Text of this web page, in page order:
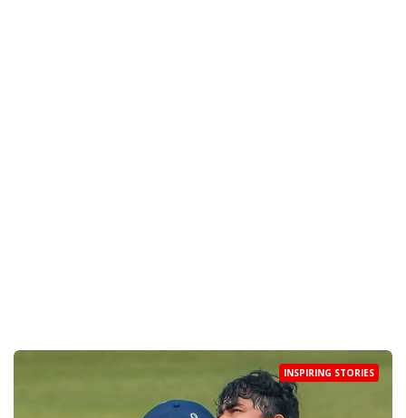
INSPIRING STORIES